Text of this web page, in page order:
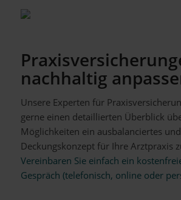
nachhaltig
Unsere Experten für
gerne einen detaillierten Überblick
Möglichkeiten ein ausbalanciertes
Deckungskonzept für Ihre Arztpraxis
Vereinbaren Sie einfach ein
Gespräch (telefonisch, online oder